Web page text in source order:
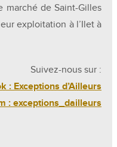
marché de Saint-Gilles
exploitation à l’Ilet à
Suivez-nous sur :
: Exceptions d’Ailleurs
: exceptions_dailleurs